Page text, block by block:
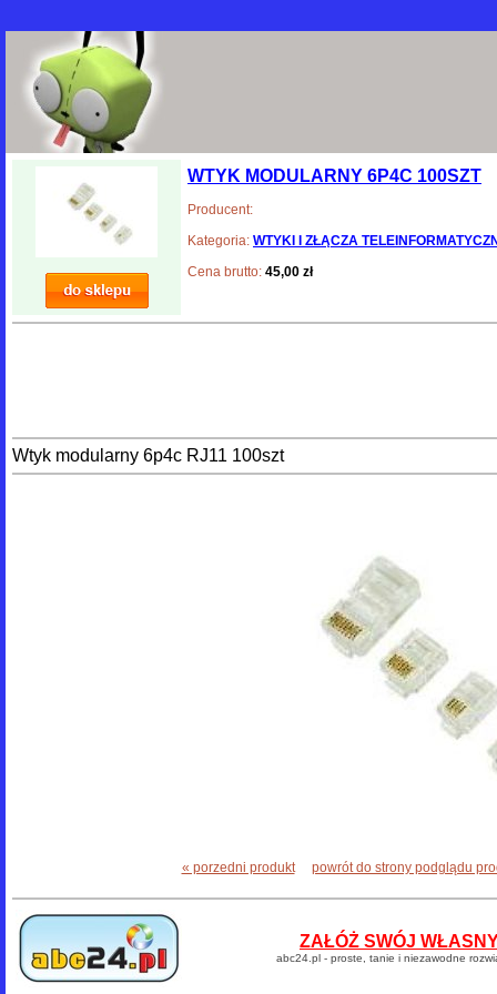
WTYK MODULARNY 6P4C 100SZT
Producent:
Kategoria: WTYKI I ZŁĄCZA
Cena brutto: 45,00 zł
Wtyk modularny 6p4c RJ11 100szt
« porzedni produkt powrót do strony podglądu
ZAŁÓŻ SWÓJ
abc24.pl - proste, tanie i niezawodne